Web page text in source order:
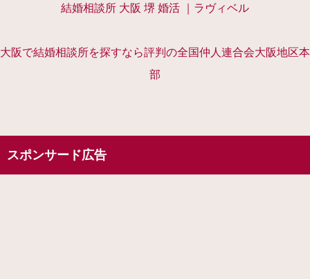
結婚相談所 大阪 堺 婚活 ｜ラヴィベル
大阪で結婚相談所を探すなら評判の全国仲人連合会大阪地区本
部
スポンサード広告